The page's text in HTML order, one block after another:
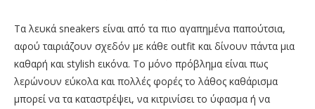
Τα λευκά sneakers είναι από τα πιο αγαπημένα παπούτσια,
αφού ταιριάζουν σχεδόν με κάθε outfit και δίνουν πάντα μια
καθαρή και stylish εικόνα. Το μόνο πρόβλημα είναι πως
λερώνουν εύκολα και πολλές φορές το λάθος καθάρισμα
μπορεί να τα καταστρέψει, να κιτρινίσει το ύφασμα ή να